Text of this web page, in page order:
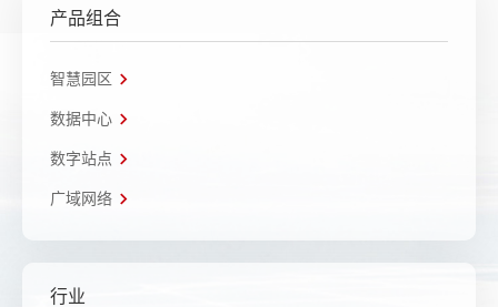
产品组合
智慧园区
数据中心
数字站点
广域网络
行业